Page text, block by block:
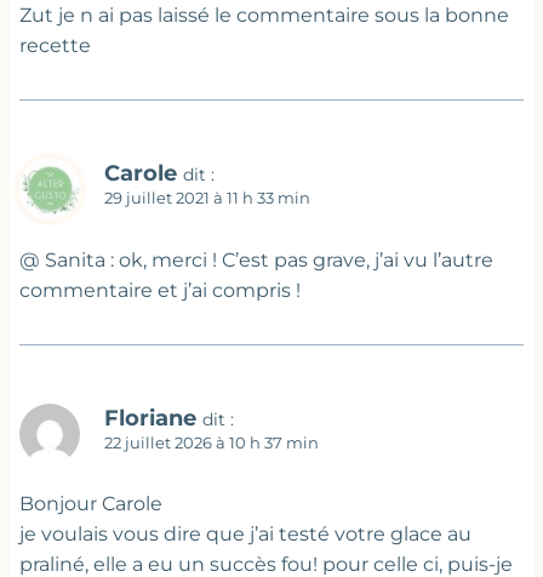
Zut je n ai pas laissé le commentaire sous la bonne
recette
Carole dit :
29 juillet 2021 à 11 h 33 min
@ Sanita : ok, merci ! C’est pas grave, j’ai vu l’autre
commentaire et j’ai compris !
Floriane dit :
22 juillet 2026 à 10 h 37 min
Bonjour Carole
je voulais vous dire que j’ai testé votre glace au
praliné, elle a eu un succès fou! pour celle ci, puis-je